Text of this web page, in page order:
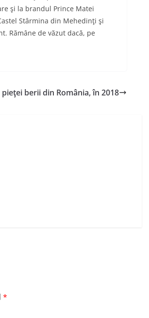
şi la brandul Prince Matei
Stârmina din Mehedinţi şi
Rămâne de văzut dacă, pe
pieţei berii din România, în 2018
*